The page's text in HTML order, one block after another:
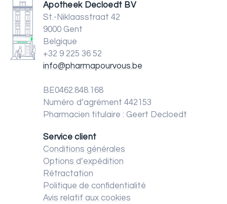
Apotheek Decloedt BV
St.-Niklaasstraat 42
9000 Gent
Belgique
+32 9 225 36 52
info@pharmapourvous.be
BE0462.848.168
Numéro d’agrément 442153
Pharmacien titulaire : Geert Decloedt
Service client
Conditions générales
Options d’expédition
Rétractation
Politique de confidentialité
Avis relatif aux cookies